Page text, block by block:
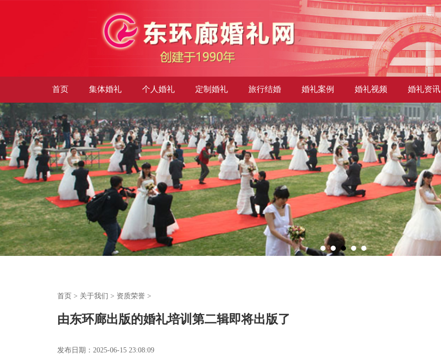
首页 集体婚礼 个人婚礼 定制婚礼 旅行结婚 婚礼案例 婚礼视频 婚礼资讯
首页 > 关于我们 > 资质荣誉 >
由东环廊出版的婚礼培训第二辑即将出版了
发布日期：2025-06-15 23:08:09